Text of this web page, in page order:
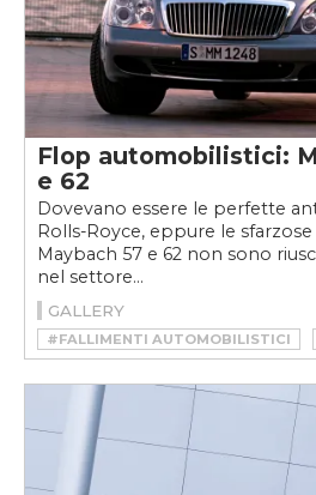
Flop automobilistici:
e 62
Dovevano essere le perfette
Rolls-Royce, eppure le
Maybach 57 e 62 non sono
nel settore...
GALLERY
#FALLIMENTI AUTOMOBILISTICI
#MAYBACH 57